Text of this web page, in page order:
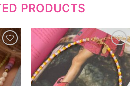
PRODUCTS
Wishlist